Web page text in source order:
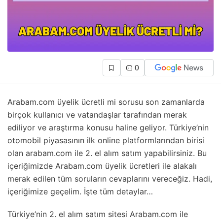
0
Arabam.com üyelik ücretli mi sorusu son zamanlarda
birçok kullanıcı ve vatandaşlar tarafından merak
ediliyor ve araştırma konusu haline geliyor. Türkiye’nin
otomobil piyasasının ilk online platformlarından birisi
olan arabam.com ile 2. el alım satım yapabilirsiniz. Bu
içeriğimizde Arabam.com üyelik ücretleri ile alakalı
merak edilen tüm soruların cevaplarını vereceğiz. Hadi,
içeriğimize geçelim. İşte tüm detaylar…
Türkiye’nin 2. el alım satım sitesi Arabam.com ile